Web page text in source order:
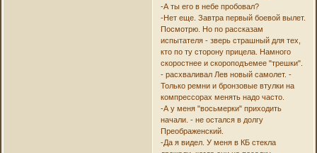
-А ты его в небе пробовал?
-Нет еще. Завтра первый боевой вылет.
Посмотрю. Но по рассказам
испытателя - зверь страшный для тех,
кто по ту сторону прицела. Намного
скоростнее и скороподъемее "трешки".
- расхваливал Лев новый самолет. -
Только ремни и бронзовые втулки на
компрессорах менять надо часто.
-А у меня "восьмерки" приходить
начали. - не остался в долгу
Преображенский.
-Да я видел. У меня в КБ стекла